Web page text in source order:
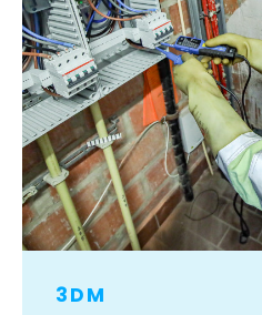
3DM